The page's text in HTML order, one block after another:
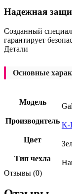
Надежная
Созданный
гарантирует
Детали
Основные
Модель
Производитель K-
Цвет
Тип чехла
Отзывы (0)